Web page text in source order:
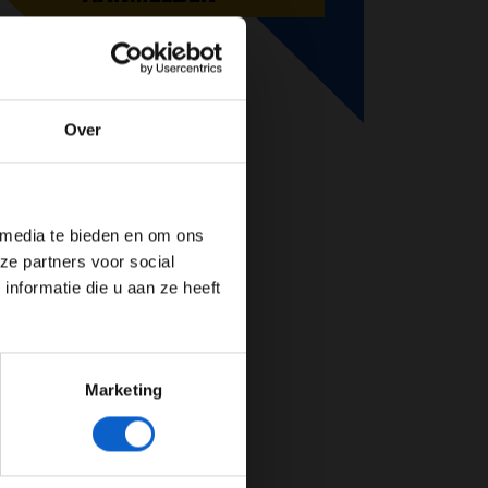
Over
te bieden en om ons
partners voor social
die u aan ze heeft
Marketing